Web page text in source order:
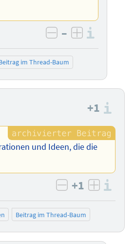
negativ bewerten
– positiv
im Thread-Baum
+1
und Ideen, die die
negativ
+1 positiv
Beitrag im Thread-Baum